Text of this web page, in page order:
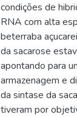
condições de
RNA com alta
beterraba
da sacarose
apontando para
armazenagem e
da sintase da
tiveram por